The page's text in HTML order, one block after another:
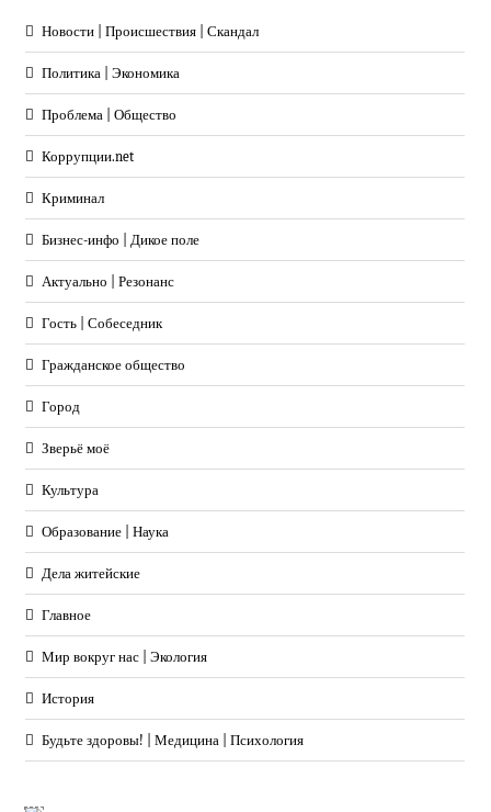
Новости | Происшествия | Скандал
Политика | Экономика
Проблема | Общество
Коррупции.net
Криминал
Бизнес-инфо | Дикое поле
Актуально | Резонанс
Гость | Собеседник
Гражданское общество
Город
Зверьё моё
Культура
Образование | Наука
Дела житейские
Главное
Мир вокруг нас | Экология
История
Будьте здоровы! | Медицина | Психология